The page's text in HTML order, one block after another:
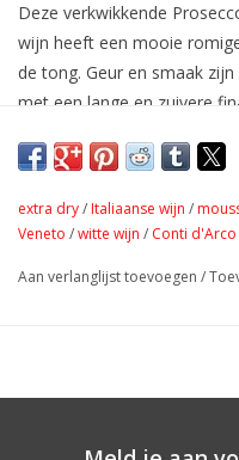
Deze verkwikkende
wijn heeft een mooie
de tong. Geur en smaak
met een lange en zuivere
extra dry/ Italiaanse wijn /
Veneto /witte wijn / Conti d'Arco
Aan verlanglijst toevoegen /